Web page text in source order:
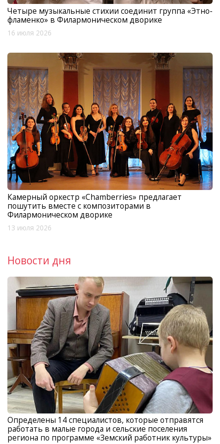
Четыре музыкальные стихии соединит группа «Этно-
фламенко» в Филармоническом дворике
16 июля 2026
Камерный оркестр «Chamberries» предлагает
пошутить вместе с композиторами в
Филармоническом дворике
13 июля 2026
Новости дня
Определены 14 специалистов, которые отправятся
работать в малые города и сельские поселения
региона по программе «Земский работник культуры»